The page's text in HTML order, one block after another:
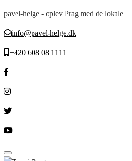
pavel-helge - oplev Prag med de lokale
info@pavel-helge.dk
+420 608 08 1111
Toggle navigation